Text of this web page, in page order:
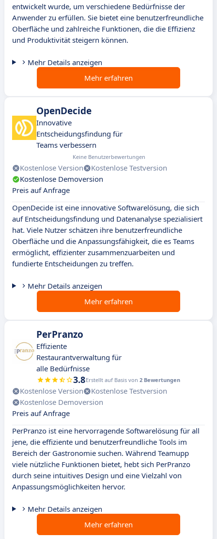
entwickelt wurde, um verschiedene Bedürfnisse der
Anwender zu erfüllen. Sie bietet eine benutzerfreundliche
Oberfläche und zahlreiche Funktionen, die die Effizienz
und Produktivität steigern können.
Mehr Details anzeigen
Mehr erfahren
OpenDecide
Innovative
Entscheidungsfindung für
Teams verbessern
Keine Benutzerbewertungen
Kostenlose Version
Kostenlose Testversion
Kostenlose Demoversion
Preis auf Anfrage
OpenDecide ist eine innovative Softwarelösung, die sich
auf Entscheidungsfindung und Datenanalyse spezialisiert
hat. Viele Nutzer schätzen ihre benutzerfreundliche
Oberfläche und die Anpassungsfähigkeit, die es Teams
ermöglicht, effizienter zusammenzuarbeiten und
fundierte Entscheidungen zu treffen.
Mehr Details anzeigen
Mehr erfahren
PerPranzo
Effiziente
Restaurantverwaltung für
alle Bedürfnisse
3.8Erstellt auf Basis von 2 Bewertungen
Kostenlose Version
Kostenlose Testversion
Kostenlose Demoversion
Preis auf Anfrage
PerPranzo ist eine hervorragende Softwarelösung für all
jene, die effiziente und benutzerfreundliche Tools im
Bereich der Gastronomie suchen. Während Teamupp
viele nützliche Funktionen bietet, hebt sich PerPranzo
durch seine intuitives Design und eine Vielzahl von
Anpassungsmöglichkeiten hervor.
Mehr Details anzeigen
Mehr erfahren